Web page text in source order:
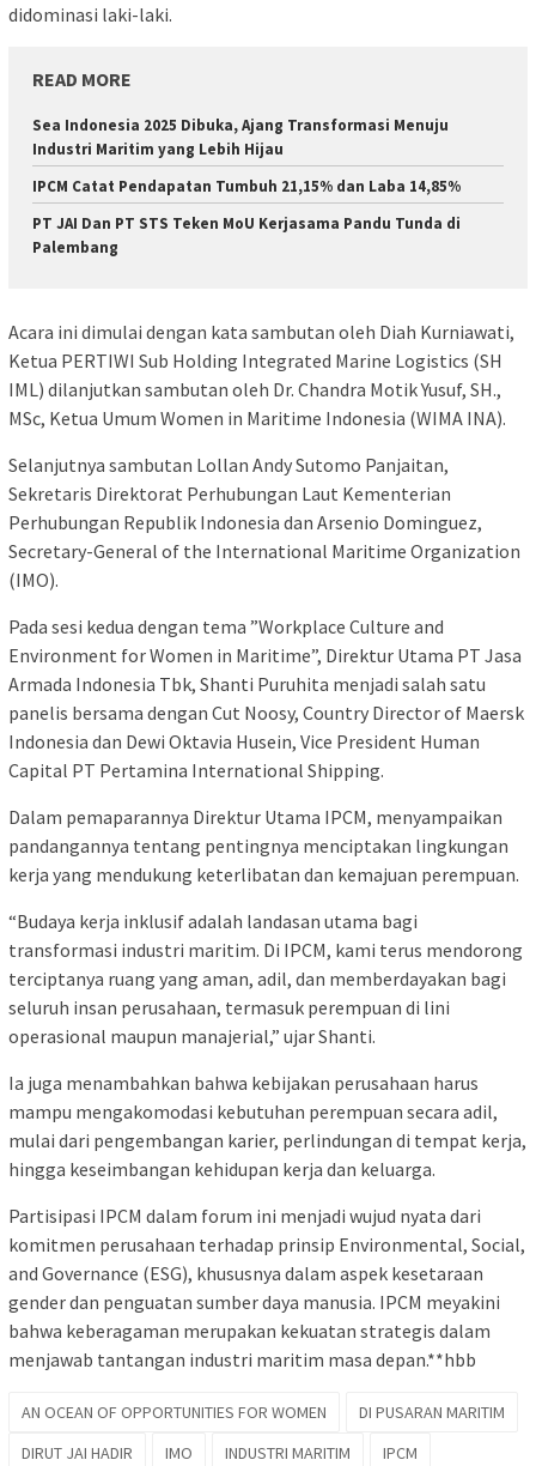
didominasi laki-laki.
READ MORE
Sea Indonesia 2025 Dibuka, Ajang Transformasi Menuju
Industri Maritim yang Lebih Hijau
IPCM Catat Pendapatan Tumbuh 21,15% dan Laba 14,85%
PT JAI Dan PT STS Teken MoU Kerjasama Pandu Tunda di
Palembang
Acara ini dimulai dengan kata sambutan oleh Diah Kurniawati,
Ketua PERTIWI Sub Holding Integrated Marine Logistics (SH
IML) dilanjutkan sambutan oleh Dr. Chandra Motik Yusuf, SH.,
MSc, Ketua Umum Women in Maritime Indonesia (WIMA INA).
Selanjutnya sambutan Lollan Andy Sutomo Panjaitan,
Sekretaris Direktorat Perhubungan Laut Kementerian
Perhubungan Republik Indonesia dan Arsenio Dominguez,
Secretary-General of the International Maritime Organization
(IMO).
Pada sesi kedua dengan tema ”Workplace Culture and
Environment for Women in Maritime”, Direktur Utama PT Jasa
Armada Indonesia Tbk, Shanti Puruhita menjadi salah satu
panelis bersama dengan Cut Noosy, Country Director of Maersk
Indonesia dan Dewi Oktavia Husein, Vice President Human
Capital PT Pertamina International Shipping.
Dalam pemaparannya Direktur Utama IPCM, menyampaikan
pandangannya tentang pentingnya menciptakan lingkungan
kerja yang mendukung keterlibatan dan kemajuan perempuan.
“Budaya kerja inklusif adalah landasan utama bagi
transformasi industri maritim. Di IPCM, kami terus mendorong
terciptanya ruang yang aman, adil, dan memberdayakan bagi
seluruh insan perusahaan, termasuk perempuan di lini
operasional maupun manajerial,” ujar Shanti.
Ia juga menambahkan bahwa kebijakan perusahaan harus
mampu mengakomodasi kebutuhan perempuan secara adil,
mulai dari pengembangan karier, perlindungan di tempat kerja,
hingga keseimbangan kehidupan kerja dan keluarga.
Partisipasi IPCM dalam forum ini menjadi wujud nyata dari
komitmen perusahaan terhadap prinsip Environmental, Social,
and Governance (ESG), khususnya dalam aspek kesetaraan
gender dan penguatan sumber daya manusia. IPCM meyakini
bahwa keberagaman merupakan kekuatan strategis dalam
menjawab tantangan industri maritim masa depan.**hbb
AN OCEAN OF OPPORTUNITIES FOR WOMEN
DI PUSARAN MARITIM
DIRUT JAI HADIR
IMO INDUSTRI MARITIM
IPCM